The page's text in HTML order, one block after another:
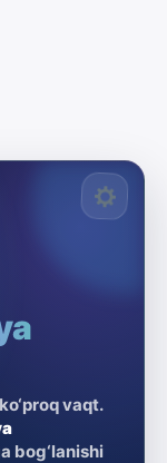
vaqt.
bog‘lanishi